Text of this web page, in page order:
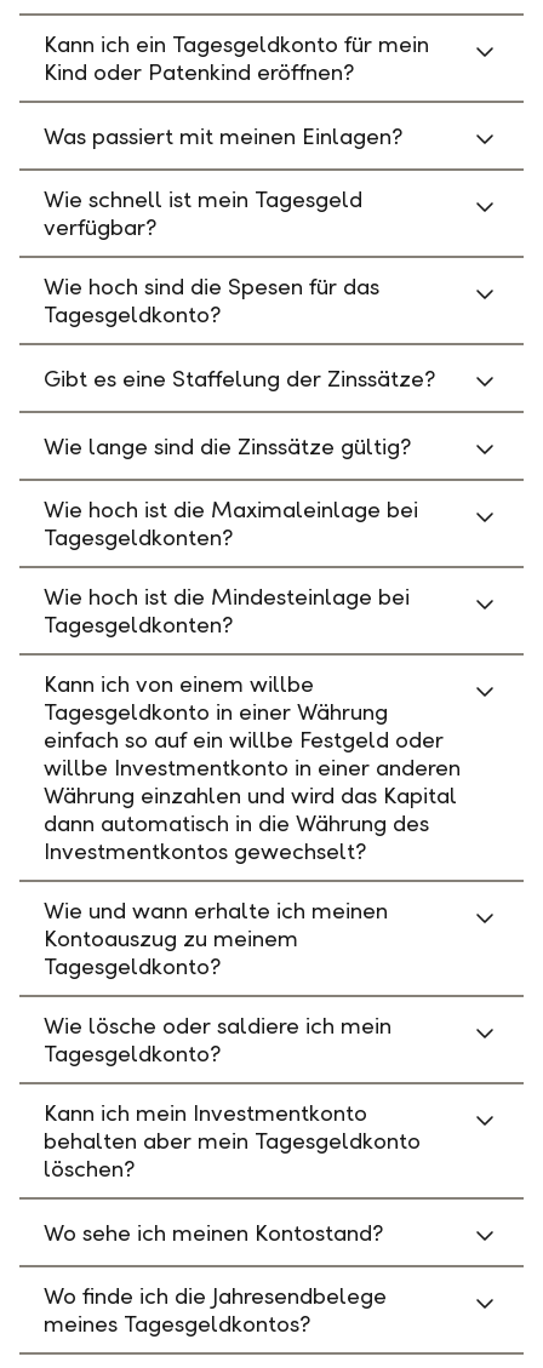
Kann ich ein Tagesgeldkonto für mein
Kind oder Patenkind eröffnen?
Was passiert mit meinen Einlagen?
Wie schnell ist mein Tagesgeld
verfügbar?
Wie hoch sind die Spesen für das
Tagesgeldkonto?
Gibt es eine Staffelung der Zinssätze?
Wie lange sind die Zinssätze gültig?
Wie hoch ist die Maximaleinlage bei
Tagesgeldkonten?
Wie hoch ist die Mindesteinlage bei
Tagesgeldkonten?
Kann ich von einem willbe
Tagesgeldkonto in einer Währung
einfach so auf ein willbe Festgeld oder
willbe Investmentkonto in einer anderen
Währung einzahlen und wird das Kapital
dann automatisch in die Währung des
Investmentkontos gewechselt?
Wie und wann erhalte ich meinen
Kontoauszug zu meinem
Tagesgeldkonto?
Wie lösche oder saldiere ich mein
Tagesgeldkonto?
Kann ich mein Investmentkonto
behalten aber mein Tagesgeldkonto
löschen?
Wo sehe ich meinen Kontostand?
Wo finde ich die Jahresendbelege
meines Tagesgeldkontos?